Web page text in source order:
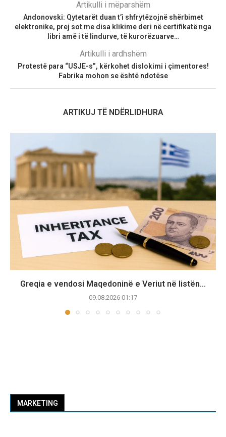
Artikulli i mëparshëm
Andonovski: Qytetarët duan t’i shfrytëzojnë shërbimet
elektronike, prej sot me disa klikime deri në certifikatë nga
libri amë i të lindurve, të kurorëzuarve…
Artikulli i ardhshëm
Protestë para “USJE-s”, kërkohet dislokimi i çimentores!
Fabrika mohon se është ndotëse
ARTIKUJ TË NDËRLIDHURA
Greqia e vendosi Maqedoninë e Veriut në listën...
09.08.2026 01:17
MARKETING